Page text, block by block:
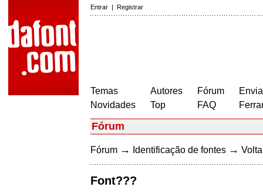
Entrar | Registrar
Temas
Novidades
Autores
Top
Fórum
FAQ
Fórum
Fórum → Identificação de fontes →
Font???